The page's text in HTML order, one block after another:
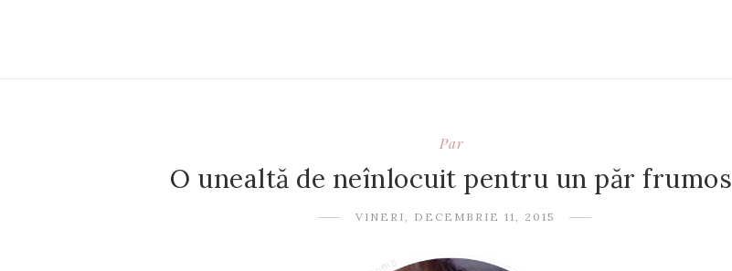
Par
O unealtă de neînlocuit pentru un păr frumos
VINERI, DECEMBRIE 11, 2015